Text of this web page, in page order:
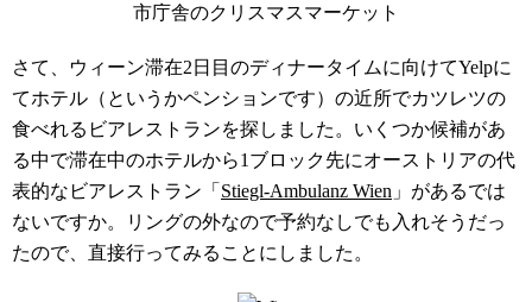
市庁舎のクリスマスマーケット
さて、ウィーン滞在2日目のディナータイムに向けてYelpに
てホテル（というかペンションです）の近所でカツレツの
食べれるビアレストランを探しました。いくつか候補があ
る中で滞在中のホテルから1ブロック先にオーストリアの代
表的なビアレストラン「 Stiegl-Ambulanz Wien 」があるでは
ないですか。リングの外なので予約なしでも入れそうだっ
たので、直接行ってみることにしました。